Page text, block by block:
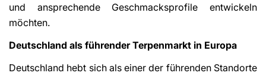
und ansprechende Geschmacksprofile entwickeln
möchten.
Deutschland als führender Terpenmarkt in Europa
Deutschland hebt sich als einer der führenden Standorte